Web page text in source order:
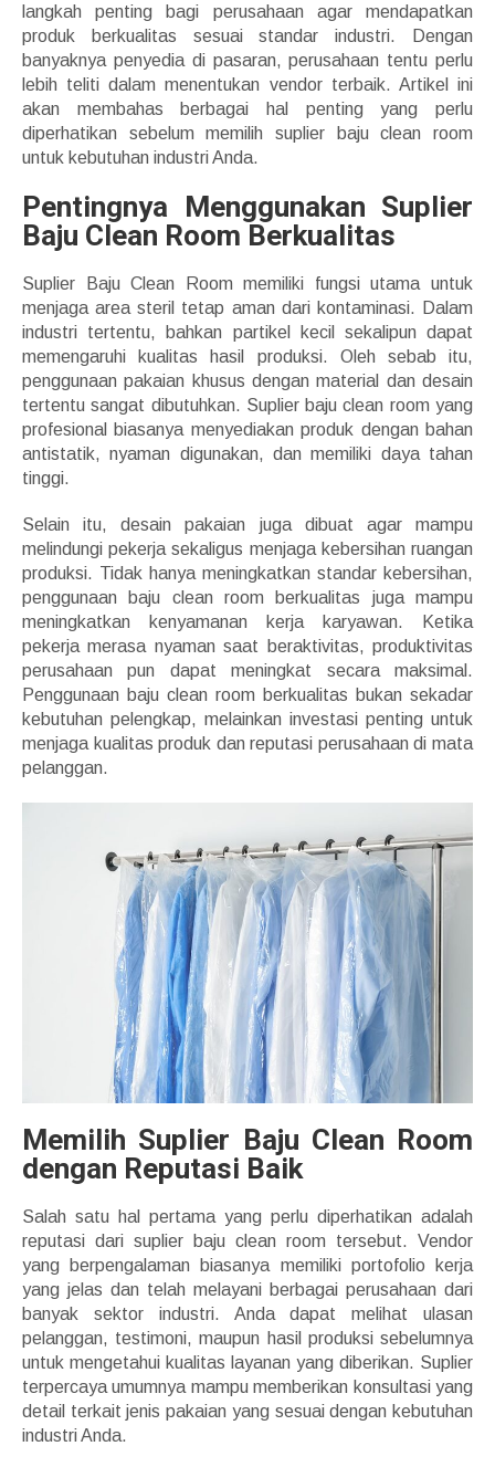
langkah penting bagi perusahaan agar mendapatkan
produk berkualitas sesuai standar industri. Dengan
banyaknya penyedia di pasaran, perusahaan tentu perlu
lebih teliti dalam menentukan vendor terbaik. Artikel ini
akan membahas berbagai hal penting yang perlu
diperhatikan sebelum memilih suplier baju clean room
untuk kebutuhan industri Anda.
Pentingnya Menggunakan Suplier
Baju Clean Room Berkualitas
Suplier Baju Clean Room memiliki fungsi utama untuk
menjaga area steril tetap aman dari kontaminasi. Dalam
industri tertentu, bahkan partikel kecil sekalipun dapat
memengaruhi kualitas hasil produksi. Oleh sebab itu,
penggunaan pakaian khusus dengan material dan desain
tertentu sangat dibutuhkan. Suplier baju clean room yang
profesional biasanya menyediakan produk dengan bahan
antistatik, nyaman digunakan, dan memiliki daya tahan
tinggi.
Selain itu, desain pakaian juga dibuat agar mampu
melindungi pekerja sekaligus menjaga kebersihan ruangan
produksi. Tidak hanya meningkatkan standar kebersihan,
penggunaan baju clean room berkualitas juga mampu
meningkatkan kenyamanan kerja karyawan. Ketika
pekerja merasa nyaman saat beraktivitas, produktivitas
perusahaan pun dapat meningkat secara maksimal.
Penggunaan baju clean room berkualitas bukan sekadar
kebutuhan pelengkap, melainkan investasi penting untuk
menjaga kualitas produk dan reputasi perusahaan di mata
pelanggan.
Memilih Suplier Baju Clean Room
dengan Reputasi Baik
Salah satu hal pertama yang perlu diperhatikan adalah
reputasi dari suplier baju clean room tersebut. Vendor
yang berpengalaman biasanya memiliki portofolio kerja
yang jelas dan telah melayani berbagai perusahaan dari
banyak sektor industri. Anda dapat melihat ulasan
pelanggan, testimoni, maupun hasil produksi sebelumnya
untuk mengetahui kualitas layanan yang diberikan. Suplier
terpercaya umumnya mampu memberikan konsultasi yang
detail terkait jenis pakaian yang sesuai dengan kebutuhan
industri Anda.